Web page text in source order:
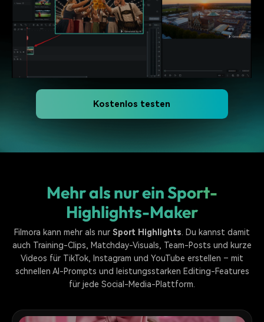
Kostenlos testen
Mehr als nur ein Sport-
Highlights-Maker
Filmora kann mehr als nur Sport Highlights . Du kannst damit
auch Training-Clips, Matchday-Visuals, Team-Posts und kurze
Videos für TikTok, Instagram und YouTube erstellen – mit
schnellen AI-Prompts und leistungsstarken Editing-Features
für jede Social-Media-Plattform.